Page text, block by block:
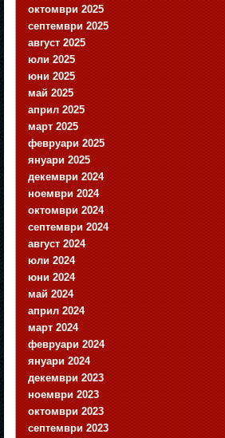
октомври 2025
септември 2025
август 2025
юли 2025
юни 2025
май 2025
април 2025
март 2025
февруари 2025
януари 2025
декември 2024
ноември 2024
октомври 2024
септември 2024
август 2024
юли 2024
юни 2024
май 2024
април 2024
март 2024
февруари 2024
януари 2024
декември 2023
ноември 2023
октомври 2023
септември 2023